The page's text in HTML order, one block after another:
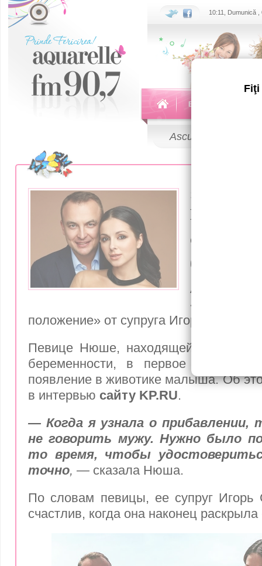
Fiţi
10:11, Dumunică ,
Echipa
Ascultă
Певица
Артистка
положение» от супруга Игоря Сивова
Певице Нюше, находящейся уже на
беременности, в первое время
появление в животике малыша. Об
в интервью сайту KP.RU.
— Когда я узнала о прибавлении,
не говорить мужу. Нужно было
то время, чтобы
точно, — сказала Нюша.
По словам певицы, ее супруг
счастлив, когда она наконец раскрыла